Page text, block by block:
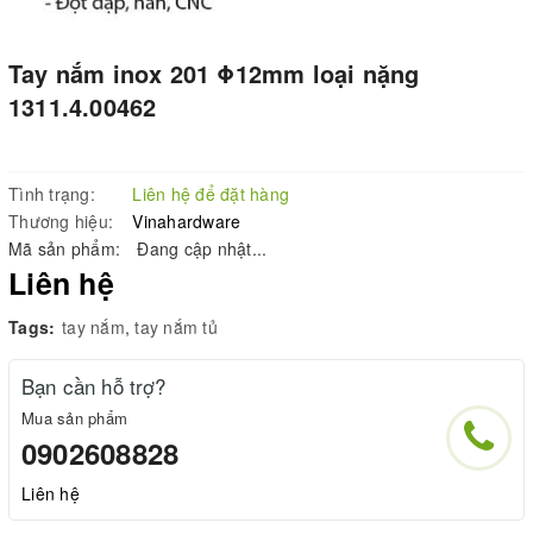
Tay nắm inox 201 Φ12mm loại nặng
1311.4.00462
Tình trạng:
Liên hệ để đặt hàng
Thương hiệu:
Vinahardware
Mã sản phẩm:
Đang cập nhật...
Liên hệ
Tags: tay nắm,tay nắm tủ
Bạn cần hỗ trợ?
Mua sản phẩm
0902608828
Liên hệ